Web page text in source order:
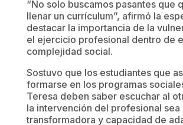
“No solo buscamos pasantes que
llenar un currículum”, afirmó la
destacar la importancia de la
el ejercicio profesional dentro de
complejidad social.
Sostuvo que los estudiantes que
formarse en los programas
Teresa deben saber escuchar al
la intervención del profesional sea
transformadora y capacidad de